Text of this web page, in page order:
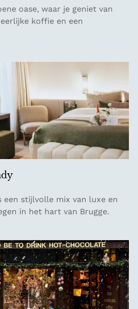
oase, waar je geniet van
koffie en een
een stijlvolle mix van luxe en
in het hart van Brugge.